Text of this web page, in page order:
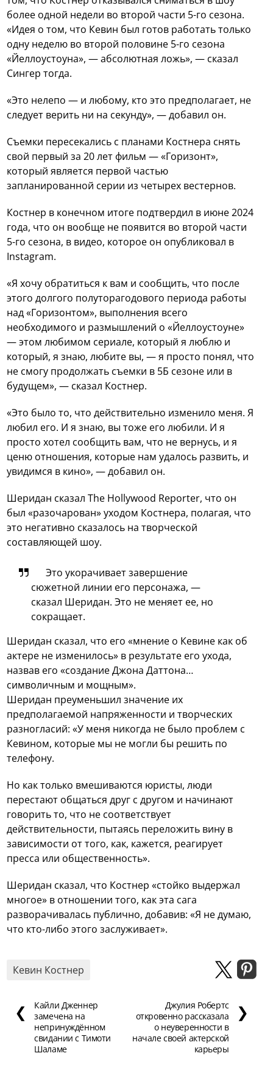
более одной недели во второй части 5-го сезона.
«Идея о том, что Кевин был готов работать только
одну неделю во второй половине 5-го сезона
«Йеллоустоуна», — абсолютная ложь», — сказал
Сингер тогда.
«Это нелепо — и любому, кто это предполагает, не
следует верить ни на секунду», — добавил он.
Съемки пересекались с планами Костнера снять
свой первый за 20 лет фильм — «Горизонт»,
который является первой частью
запланированной серии из четырех вестернов.
Костнер в конечном итоге подтвердил в июне 2024
года, что он вообще не появится во второй части
5-го сезона, в видео, которое он опубликовал в
Instagram.
«Я хочу обратиться к вам и сообщить, что после
этого долгого полуторагодового периода работы
над «Горизонтом», выполнения всего
необходимого и размышлений о «Йеллоустоуне»
— этом любимом сериале, который я люблю и
который, я знаю, любите вы, — я просто понял, что
не смогу продолжать съемки в 5Б сезоне или в
будущем», — сказал Костнер.
«Это было то, что действительно изменило меня. Я
любил его. И я знаю, вы тоже его любили. И я
просто хотел сообщить вам, что не вернусь, и я
ценю отношения, которые нам удалось развить, и
увидимся в кино», — добавил он.
Шеридан сказал The Hollywood Reporter, что он
был «разочарован» уходом Костнера, полагая, что
это негативно сказалось на творческой
составляющей шоу.
Это укорачивает завершение
сюжетной линии его персонажа, —
сказал Шеридан. Это не меняет ее, но
сокращает.
Шеридан сказал, что его «мнение о Кевине как об
актере не изменилось» в результате его ухода,
назвав его «создание Джона Даттона…
символичным и мощным».
Шеридан преуменьшил значение их
предполагаемой напряженности и творческих
разногласий: «У меня никогда не было проблем с
Кевином, которые мы не могли бы решить по
телефону.
Но как только вмешиваются юристы, люди
перестают общаться друг с другом и начинают
говорить то, что не соответствует
действительности, пытаясь переложить вину в
зависимости от того, как, кажется, реагирует
пресса или общественность».
Шеридан сказал, что Костнер «стойко выдержал
многое» в отношении того, как эта сага
разворачивалась публично, добавив: «Я не думаю,
что кто-либо этого заслуживает».
Кевин Костнер
❮
Кайли Дженнер
замечена на
непринуждённом
свидании с Тимоти
Шаламе
Джулия Робертс
откровенно рассказала
о неуверенности в
начале своей актерской
карьеры
❯